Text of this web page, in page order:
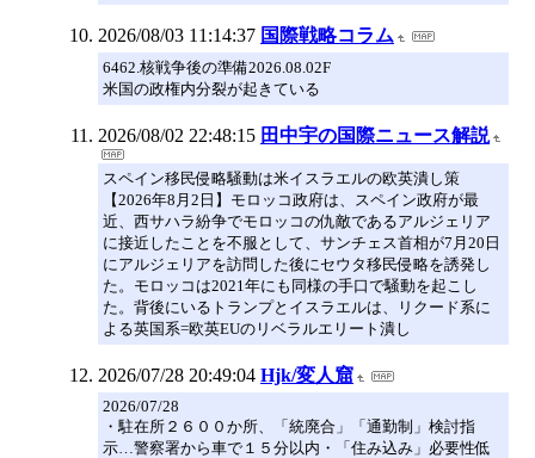
2026/08/03 11:14:37 国際戦略コラム
6462.核戦争後の準備2026.08.02F
米国の政権内分裂が起きている
2026/08/02 22:48:15 田中宇の国際ニュース解説
スペイン移民侵略騒動は米イスラエルの欧英潰し策
【2026年8月2日】モロッコ政府は、スペイン政府が最
近、西サハラ紛争でモロッコの仇敵であるアルジェリア
に接近したことを不服として、サンチェス首相が7月20日
にアルジェリアを訪問した後にセウタ移民侵略を誘発し
た。モロッコは2021年にも同様の手口で騒動を起こし
た。背後にいるトランプとイスラエルは、リクード系に
よる英国系=欧英EUのリベラルエリート潰し
2026/07/28 20:49:04 Hjk/変人窟
2026/07/28
・駐在所２６００か所、「統廃合」「通勤制」検討指
示…警察署から車で１５分以内・「住み込み」必要性低